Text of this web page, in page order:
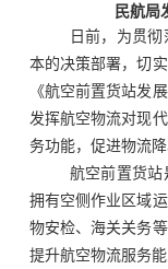
民航局
日前，为贯
本的决策部署，切
《航空前置货站发
发挥航空物流对现
务功能，促进物流降
航空前置货站
拥有空侧作业区域
物安检、海关关务
提升航空物流服务